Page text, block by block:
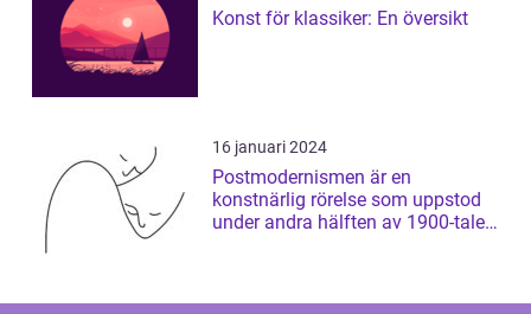
Konst för klassiker: En översikt
16 januari 2024
Postmodernismen är en
konstnärlig rörelse som uppstod
under andra hälften av 1900-talet